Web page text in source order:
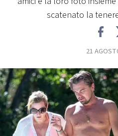
PLAYLIST
CONCORSI
EVENTI
scatenato la
21